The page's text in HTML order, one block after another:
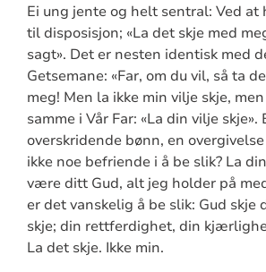
Ei ung jente og helt sentral: Ved at
til disposisjon; «La det skje med
sagt». Det er nesten identisk med
Getsemane: «Far, om du vil, så ta
meg! Men la ikke min vilje skje,
samme i Vår Far: «La din vilje skje».
overskridende bønn, en
ikke noe befriende i å be slik? La
være ditt Gud, alt jeg holder på
er det vanskelig å be slik: Gud skje
skje; din rettferdighet, din
La det skje. Ikke min.